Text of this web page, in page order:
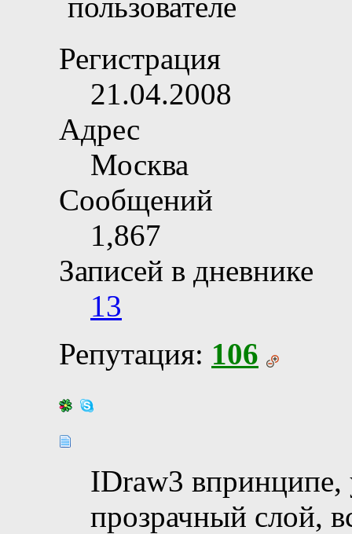
Регистрация
21.04.2008
Адрес
Москва
Сообщений
1,867
Записей в дневнике
13
Репутация: 106
IDraw3 впринципе,
прозрачный слой,